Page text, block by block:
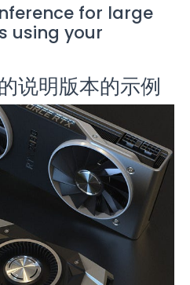
t
s
A
s
e
n
g
a
o
e
for large
using your
说明版本的示例